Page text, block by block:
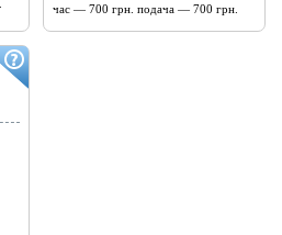
час — 700 грн. подача — 700 грн.